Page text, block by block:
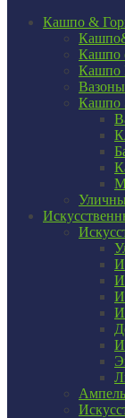
Кашпо &
Кашпо
Кашпо
Кашпо